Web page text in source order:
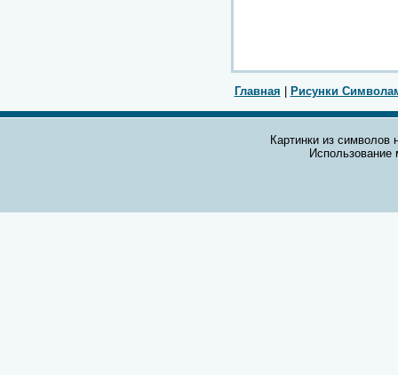
Главная Рисунки
Картинки из символов
Использование